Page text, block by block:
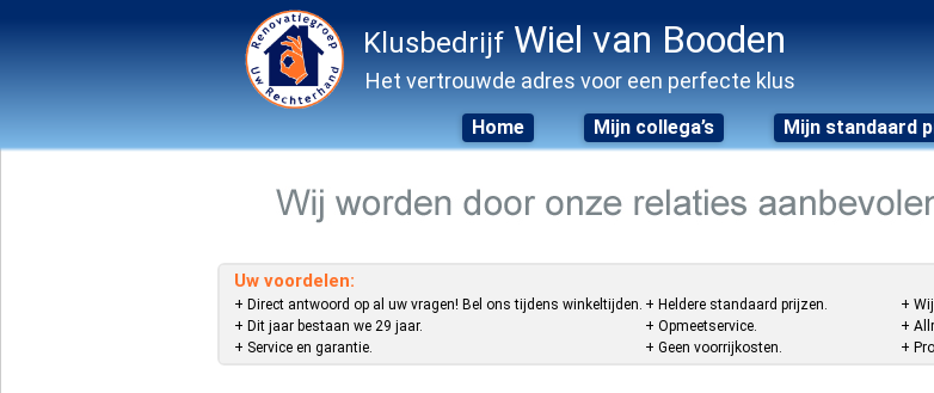
Klusbedrijf Wiel van Booden
Het vertrouwde adres voor een perfecte klus
Home Mijn collega’s Mijn standaard
Uw voordelen:
+ Direct antwoord op al uw vragen! Bel ons tijdens winkeltijden.
+ Dit jaar bestaan we 29 jaar.
+ Service en garantie.
+ Heldere standaard prijzen.
+ Opmeetservice.
+ Geen voorrijkosten.
+
+
+